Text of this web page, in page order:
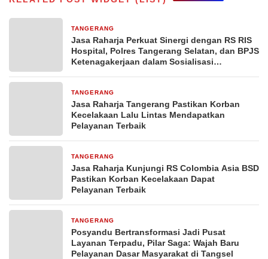
TANGERANG
Jasa Raharja Perkuat Sinergi dengan RS RIS
Hospital, Polres Tangerang Selatan, dan BPJS
Ketenagakerjaan dalam Sosialisasi
TANGERANG
Jasa Raharja Tangerang Pastikan Korban
Kecelakaan Lalu Lintas Mendapatkan
Pelayanan Terbaik
TANGERANG
Jasa Raharja Kunjungi RS Colombia Asia BSD
Pastikan Korban Kecelakaan Dapat
Pelayanan Terbaik
TANGERANG
Posyandu Bertransformasi Jadi Pusat
Layanan Terpadu, Pilar Saga: Wajah Baru
Pelayanan Dasar Masyarakat di Tangsel